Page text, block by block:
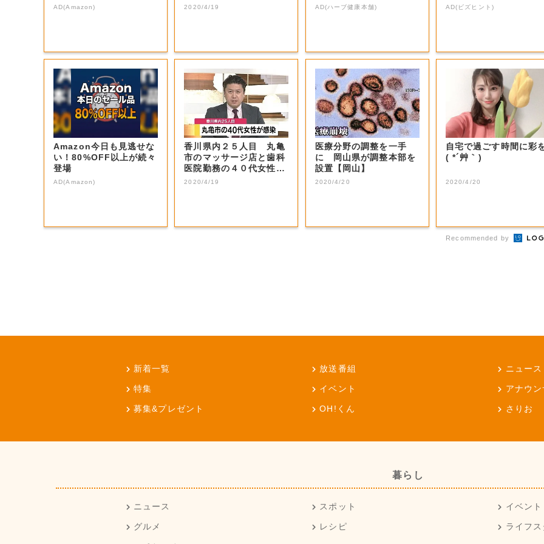
本気が...
AD(Amazon) 山市】
2020/4/19 お試し
AD(ハーブ健康本舗) G評価」とは...
AD(ビズヒント)
Amazon今日も見逃せな
い！80%OFF以上が続々
登場
AD(Amazon)
香川県内２５人目 丸亀
市のマッサージ店と歯科
医院勤務の４０代女性が
新型コロナ感染...
2020/4/19
医療分野の調整を一手
に 岡山県が調整本部を
設置【岡山】
2020/4/20
自宅で過ごす時間に彩
( *´艸｀)
2020/4/20
Recommended by
新着一覧 放送番組 ニュース
特集 イベント アナウ
募集&プレゼント OH!くん さりお
暮らし
ニュース スポット イベント
グルメ レシピ ライフ